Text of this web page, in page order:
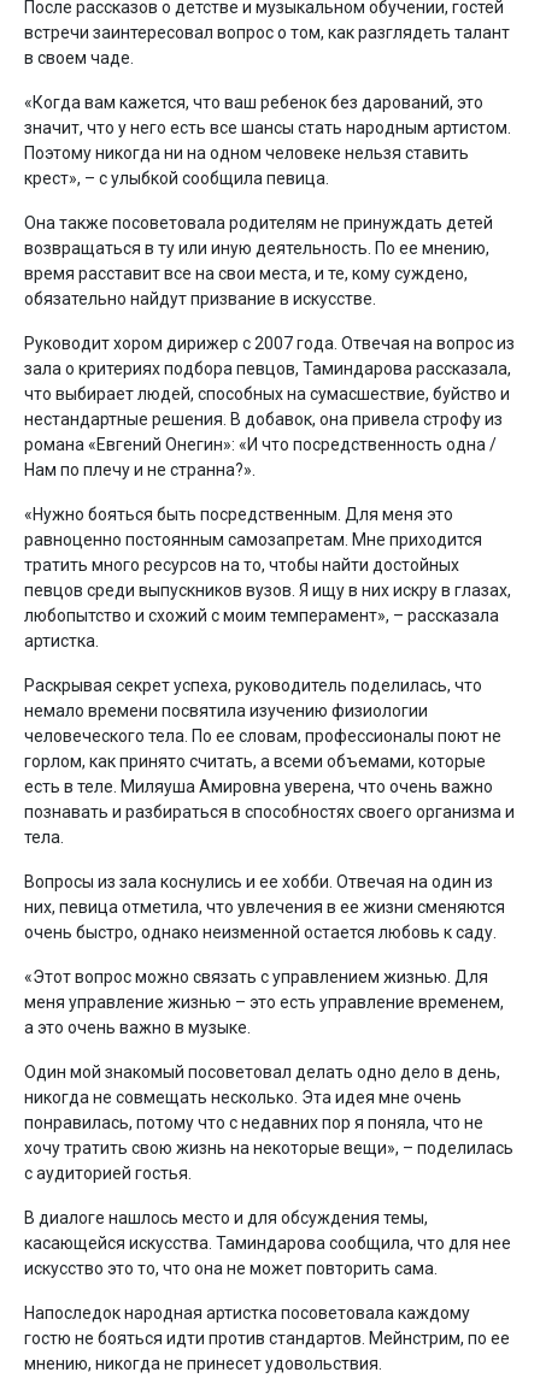
После рассказов о детстве и музыкальном обучении, гостей
встречи заинтересовал вопрос о том, как разглядеть талант
в своем чаде.
«Когда вам кажется, что ваш ребенок без дарований, это
значит, что у него есть все шансы стать народным артистом.
Поэтому никогда ни на одном человеке нельзя ставить
крест», – с улыбкой сообщила певица.
Она также посоветовала родителям не принуждать детей
возвращаться в ту или иную деятельность. По ее мнению,
время расставит все на свои места, и те, кому суждено,
обязательно найдут призвание в искусстве.
Руководит хором дирижер с 2007 года. Отвечая на вопрос из
зала о критериях подбора певцов, Таминдарова рассказала,
что выбирает людей, способных на сумасшествие, буйство и
нестандартные решения. В добавок, она привела строфу из
романа «Евгений Онегин»: «И что посредственность одна /
Нам по плечу и не странна?».
«Нужно бояться быть посредственным. Для меня это
равноценно постоянным самозапретам. Мне приходится
тратить много ресурсов на то, чтобы найти достойных
певцов среди выпускников вузов. Я ищу в них искру в глазах,
любопытство и схожий с моим темперамент», – рассказала
артистка.
Раскрывая секрет успеха, руководитель поделилась, что
немало времени посвятила изучению физиологии
человеческого тела. По ее словам, профессионалы поют не
горлом, как принято считать, а всеми объемами, которые
есть в теле. Миляуша Амировна уверена, что очень важно
познавать и разбираться в способностях своего организма и
тела.
Вопросы из зала коснулись и ее хобби. Отвечая на один из
них, певица отметила, что увлечения в ее жизни сменяются
очень быстро, однако неизменной остается любовь к саду.
«Этот вопрос можно связать с управлением жизнью. Для
меня управление жизнью – это есть управление временем,
а это очень важно в музыке.
Один мой знакомый посоветовал делать одно дело в день,
никогда не совмещать несколько. Эта идея мне очень
понравилась, потому что с недавних пор я поняла, что не
хочу тратить свою жизнь на некоторые вещи», – поделилась
с аудиторией гостья.
В диалоге нашлось место и для обсуждения темы,
касающейся искусства. Таминдарова сообщила, что для нее
искусство это то, что она не может повторить сама.
Напоследок народная артистка посоветовала каждому
гостю не бояться идти против стандартов. Мейнстрим, по ее
мнению, никогда не принесет удовольствия.